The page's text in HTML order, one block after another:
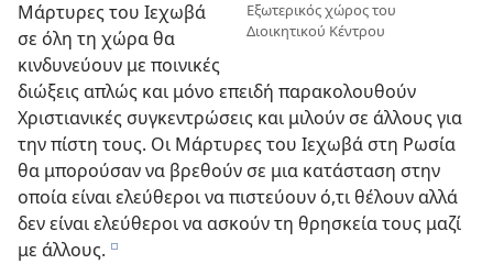
Εξωτερικός χώρος του
Διοικητικού Κέντρου
Μάρτυρες του Ιεχωβά
σε όλη τη χώρα θα
κινδυνεύουν με ποινικές
διώξεις απλώς και μόνο επειδή παρακολουθούν
Χριστιανικές συγκεντρώσεις και μιλούν σε άλλους για
την πίστη τους. Οι Μάρτυρες του Ιεχωβά στη Ρωσία
θα μπορούσαν να βρεθούν σε μια κατάσταση στην
οποία είναι ελεύθεροι να πιστεύουν ό,τι θέλουν αλλά
δεν είναι ελεύθεροι να ασκούν τη θρησκεία τους μαζί
με άλλους. e